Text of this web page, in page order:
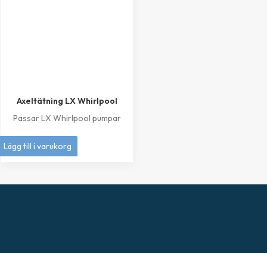
Axeltätning LX Whirlpool
Passar LX Whirlpool pumpar
249kr
Lägg till i varukorg